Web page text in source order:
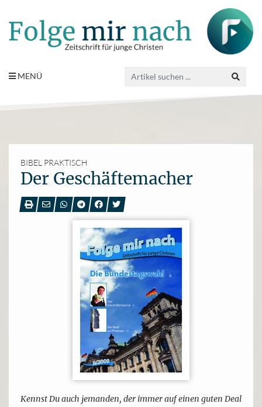
MENÜ
BIBEL PRAKTISCH
Der Geschäftemacher
Kennst Du auch jemanden, der immer auf einen guten Deal